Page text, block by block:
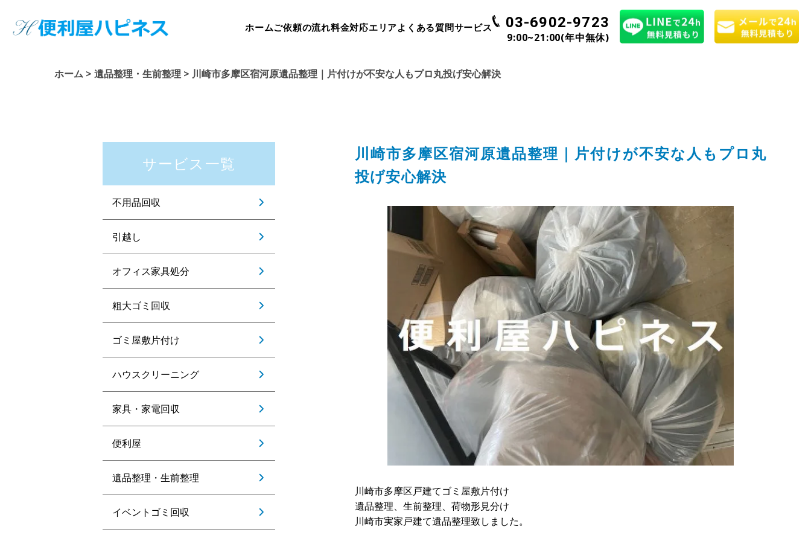
ホームご依頼の流れ料金対応エリアよくある質問サービス 03-6902-9723
9:00~21:00(年中無休)
ホーム > 遺品整理・生前整理 > 川崎市多摩区宿河原遺品整理｜片付けが不安な人もプロ丸投げ安心解決
サービス一覧
不用品回収
引越し
オフィス家具処分
粗大ゴミ回収
ゴミ屋敷片付け
ハウスクリーニング
家具・家電回収
便利屋
遺品整理・生前整理
イベントゴミ回収
川崎市多摩区宿河原遺品整理｜片付けが不安な人もプロ丸
投げ安心解決
川崎市多摩区戸建てゴミ屋敷片付け
遺品整理、生前整理、荷物形見分け
川崎市実家戸建て遺品整理致しました。